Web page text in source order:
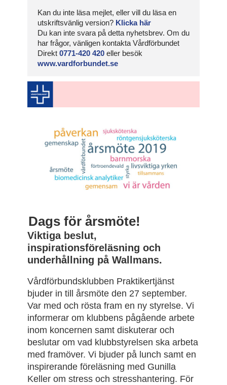
Kan du inte läsa mejlet, eller vill du läsa en
utskriftsvänlig version? Klicka här
Du kan inte svara på detta nyhetsbrev. Om du
har frågor, vänligen kontakta Vårdförbundet
Direkt 0771-420 420 eller besök
www.vardforbundet.se
Dags för årsmöte!
Viktiga beslut,
inspirationsföreläsning och
underhållning på Wallmans.
Vårdförbundsklubben Praktikertjänst
bjuder in till årsmöte den 27 september.
Var med och rösta fram en ny styrelse. Vi
informerar om klubbens pågående arbete
inom koncernen samt diskuterar och
beslutar om vad klubbstyrelsen ska arbeta
med framöver. Vi bjuder på lunch samt en
inspirerande föreläsning med Gunilla
Keller om stress och stresshantering. För